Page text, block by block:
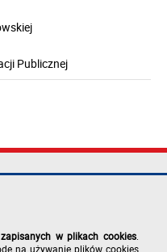
Publicznej
865
Mapa serwisu
prywatności
w plikach cookies
na używanie plików cookies